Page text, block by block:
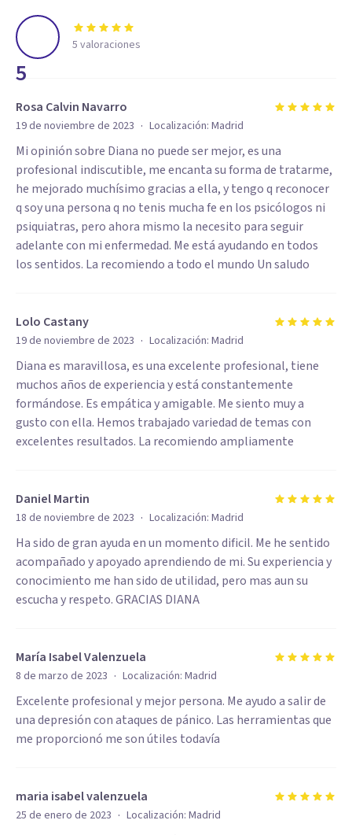
5
5 valoraciones
Rosa Calvin Navarro
19 de noviembre de 2023 · Localización: Madrid
Mi opinión sobre Diana no puede ser mejor, es una
profesional indiscutible, me encanta su forma de tratarme,
he mejorado muchísimo gracias a ella, y tengo q reconocer
q soy una persona q no tenis mucha fe en los psicólogos ni
psiquiatras, pero ahora mismo la necesito para seguir
adelante con mi enfermedad. Me está ayudando en todos
los sentidos. La recomiendo a todo el mundo Un saludo
Lolo Castany
19 de noviembre de 2023 · Localización: Madrid
Diana es maravillosa, es una excelente profesional, tiene
muchos años de experiencia y está constantemente
formándose. Es empática y amigable. Me siento muy a
gusto con ella. Hemos trabajado variedad de temas con
excelentes resultados. La recomiendo ampliamente
Daniel Martin
18 de noviembre de 2023 · Localización: Madrid
Ha sido de gran ayuda en un momento dificil. Me he sentido
acompañado y apoyado aprendiendo de mi. Su experiencia y
conocimiento me han sido de utilidad, pero mas aun su
escucha y respeto. GRACIAS DIANA
María Isabel Valenzuela
8 de marzo de 2023 · Localización: Madrid
Excelente profesional y mejor persona. Me ayudo a salir de
una depresión con ataques de pánico. Las herramientas que
me proporcionó me son útiles todavía
maria isabel valenzuela
25 de enero de 2023 · Localización: Madrid